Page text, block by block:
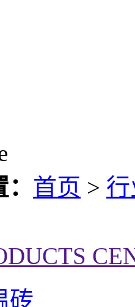
首页 >
砖